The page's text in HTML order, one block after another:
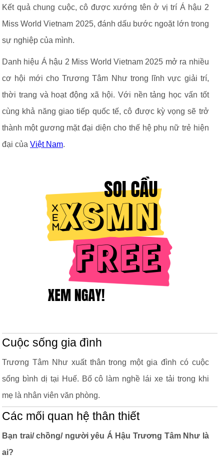
Kết quả chung cuộc, cô được xướng tên ở vị trí Á hậu 2
Miss World Vietnam 2025, đánh dấu bước ngoặt lớn trong
sự nghiệp của mình.
Danh hiệu Á hậu 2 Miss World Vietnam 2025 mở ra nhiều
cơ hội mới cho Trương Tâm Như trong lĩnh vực giải trí,
thời trang và hoạt động xã hội. Với nền tảng học vấn tốt
cùng khả năng giao tiếp quốc tế, cô được kỳ vọng sẽ trở
thành một gương mặt đại diện cho thế hệ phụ nữ trẻ hiện
đại của Việt Nam.
Cuộc sống gia đình
Trương Tâm Như xuất thân trong một gia đình có cuộc
sống bình dị tại Huế. Bố cô làm nghề lái xe tải trong khi
mẹ là nhân viên văn phòng.
Các mối quan hệ thân thiết
Bạn trai/ chồng/ người yêu Á Hậu Trương Tâm Như là
ai?